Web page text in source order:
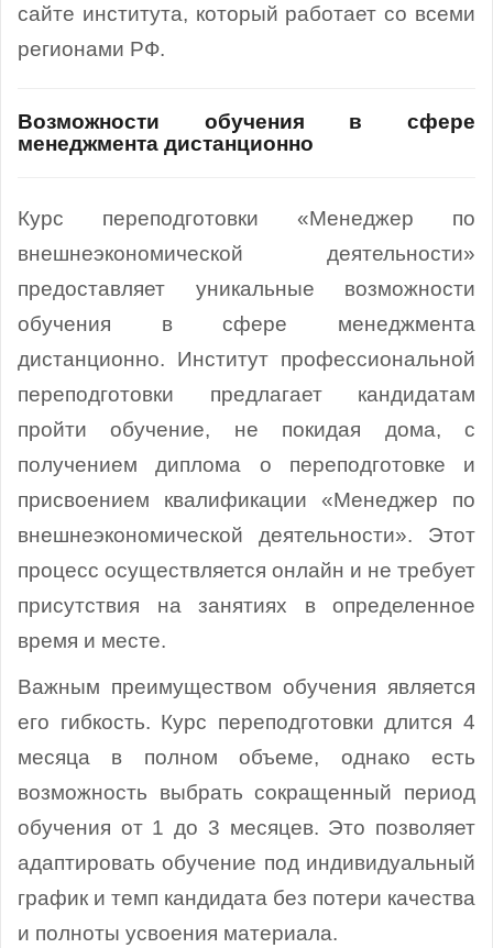
сайте института, который работает со всеми
регионами РФ.
Возможности обучения в сфере
менеджмента дистанционно
Курс переподготовки «Менеджер по
внешнеэкономической деятельности»
предоставляет уникальные возможности
обучения в сфере менеджмента
дистанционно. Институт профессиональной
переподготовки предлагает кандидатам
пройти обучение, не покидая дома, с
получением диплома о переподготовке и
присвоением квалификации «Менеджер по
внешнеэкономической деятельности». Этот
процесс осуществляется онлайн и не требует
присутствия на занятиях в определенное
время и месте.
Важным преимуществом обучения является
его гибкость. Курс переподготовки длится 4
месяца в полном объеме, однако есть
возможность выбрать сокращенный период
обучения от 1 до 3 месяцев. Это позволяет
адаптировать обучение под индивидуальный
график и темп кандидата без потери качества
и полноты усвоения материала.